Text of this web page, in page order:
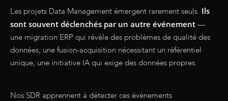
Les projets Data Management émergent rarement seuls. Ils
sont souvent déclenchés par un autre événement —
une migration ERP qui révèle des problèmes de qualité des
données, une fusion-acquisition nécessitant un référentiel
unique, une initiative IA qui exige des données propres.
Nos SDR apprennent à détecter ces événements